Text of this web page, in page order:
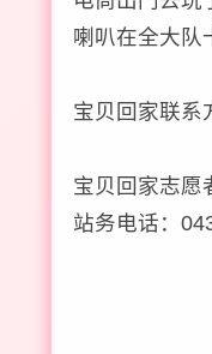
喇叭在全大队
宝贝回家联系
宝贝回家志愿
站务电话：